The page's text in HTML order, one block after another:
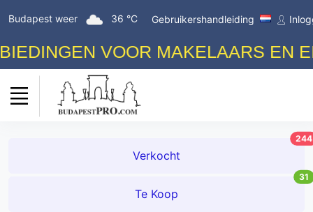
Budapest weer 36 °C Gebruikershandleiding
VOOR MAKELAARS EN
Verkocht
244
Te Koop
31